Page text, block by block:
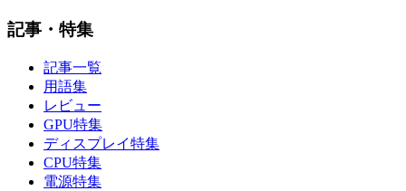
記事・特集
記事一覧
用語集
レビュー
GPU特集
ディスプレイ特集
CPU特集
電源特集